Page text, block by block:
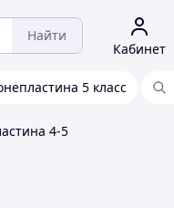
Найти
Кабинет
5 класс
4-5